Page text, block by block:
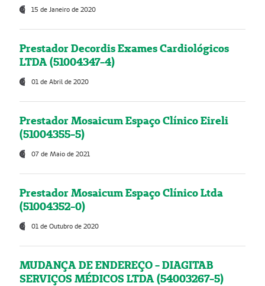
15 de Janeiro de 2020
Prestador Decordis Exames Cardiológicos
LTDA (51004347-4)
01 de Abril de 2020
Prestador Mosaicum Espaço Clínico Eireli
(51004355-5)
07 de Maio de 2021
Prestador Mosaicum Espaço Clínico Ltda
(51004352-0)
01 de Outubro de 2020
MUDANÇA DE ENDEREÇO - DIAGITAB
SERVIÇOS MÉDICOS LTDA (54003267-5)